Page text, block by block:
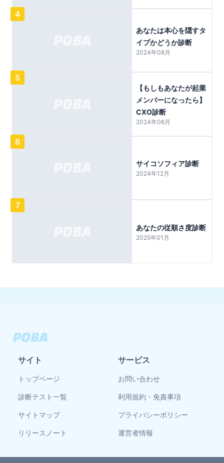
4
あなたは本心を隠すタ
イプかどうか診断
2024年08月
5
【もしもあなたが起業
メンバーになったら】
CXO診断
2024年06月
6
サイコソフィア診断
2024年12月
7
あなたの従順さ度診断
2025年01月
サイト
トップページ
診断テスト一覧
サイトマップ
リリースノート
サービス
お問い合わせ
利用規約・免責事項
プライバシーポリシー
運営者情報